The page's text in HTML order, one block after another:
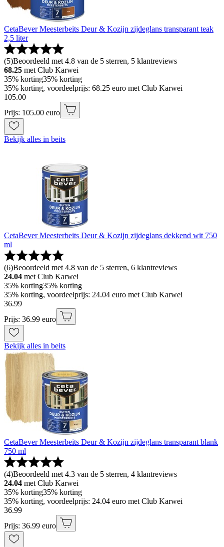
CetaBever Meesterbeits Deur & Kozijn zijdeglans transparant teak
2,5 liter
(5)Beoordeeld met 4.8 van de 5 sterren, 5 klantreviews
68.25 met Club Karwei
35% korting35% korting
35% korting, voordeelprijs: 68.25 euro met Club Karwei
105.00
Prijs: 105.00 euro
Bekijk alles in beits
CetaBever Meesterbeits Deur & Kozijn zijdeglans dekkend wit 750
ml
(6)Beoordeeld met 4.8 van de 5 sterren, 6 klantreviews
24.04 met Club Karwei
35% korting35% korting
35% korting, voordeelprijs: 24.04 euro met Club Karwei
36.99
Prijs: 36.99 euro
Bekijk alles in beits
CetaBever Meesterbeits Deur & Kozijn zijdeglans transparant blank
750 ml
(4)Beoordeeld met 4.3 van de 5 sterren, 4 klantreviews
24.04 met Club Karwei
35% korting35% korting
35% korting, voordeelprijs: 24.04 euro met Club Karwei
36.99
Prijs: 36.99 euro